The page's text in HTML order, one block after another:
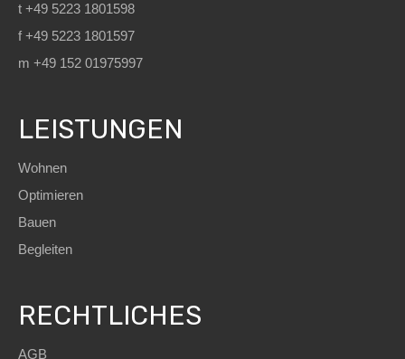
t +49 5223 1801598
f +49 5223 1801597
m +49 152 01975997
LEISTUNGEN
Wohnen
Optimieren
Bauen
Begleiten
RECHTLICHES
AGB